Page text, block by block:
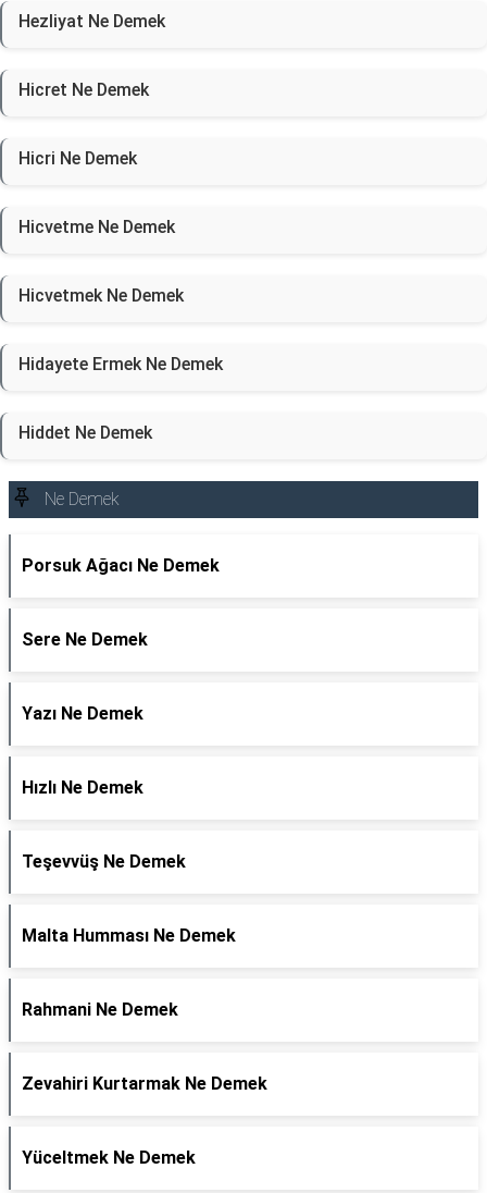
Hezliyat Ne Demek
Hicret Ne Demek
Hicri Ne Demek
Hicvetme Ne Demek
Hicvetmek Ne Demek
Hidayete Ermek Ne Demek
Hiddet Ne Demek
Ne Demek
Porsuk Ağacı Ne Demek
Sere Ne Demek
Yazı Ne Demek
Hızlı Ne Demek
Teşevvüş Ne Demek
Malta Humması Ne Demek
Rahmani Ne Demek
Zevahiri Kurtarmak Ne Demek
Yüceltmek Ne Demek